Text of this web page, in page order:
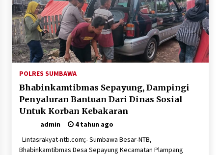
POLRES SUMBAWA
Bhabinkamtibmas Sepayung, Dampingi
Penyaluran Bantuan Dari Dinas Sosial
Untuk Korban Kebakaran
admin
4 tahun ago
Lintasrakyat-ntb.com;- Sumbawa Besar-NTB,
Bhabinkamtibmas Desa Sepayung Kecamatan Plampang